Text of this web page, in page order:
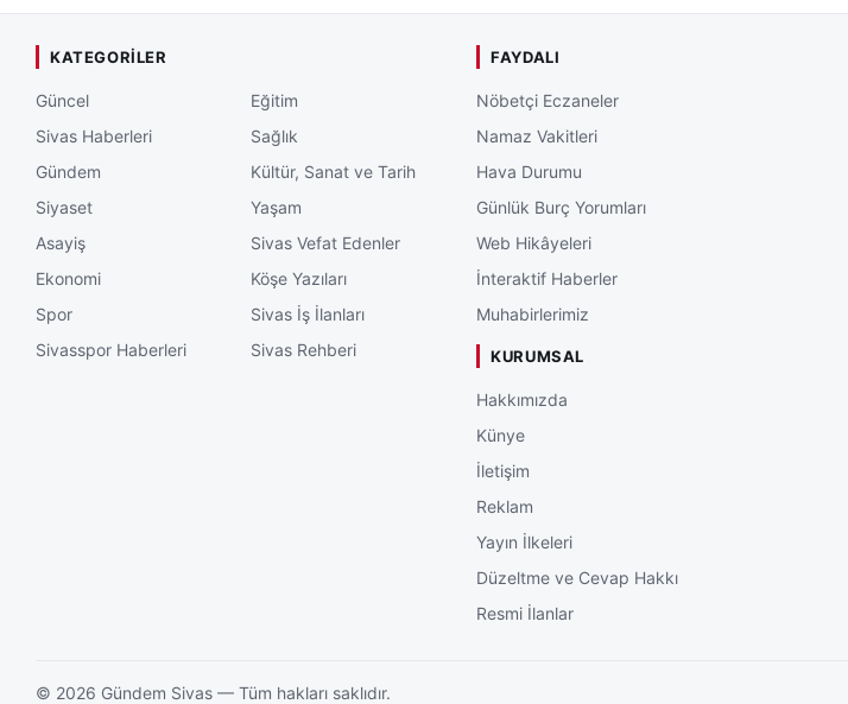
KATEGORILER
Güncel
Sivas Haberleri
Gündem
Siyaset
Asayiş
Ekonomi
Spor
Sivasspor Haberleri
Eğitim
Sağlık
Kültür, Sanat ve Tarih
Yaşam
Sivas Vefat Edenler
Köşe Yazıları
Sivas İş İlanları
Sivas Rehberi
FAYDALI
Nöbetçi Eczaneler
Namaz Vakitleri
Hava Durumu
Günlük Burç Yorumları
Web Hikâyeleri
İnteraktif Haberler
Muhabirlerimiz
KURUMSAL
Hakkımızda
Künye
İletişim
Reklam
Yayın İlkeleri
Düzeltme ve Cevap Hakkı
Resmi İlanlar
© 2026 Gündem Sivas — Tüm hakları saklıdır.